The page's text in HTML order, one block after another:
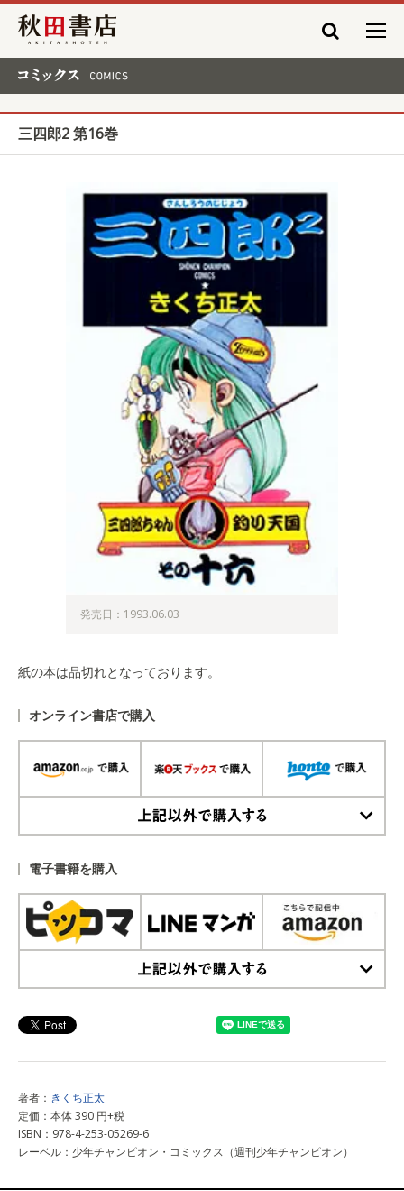
秋田書店
三四郎2 第16巻
発売日：1993.06.03
紙の本は品切れとなっております。
オンライン書店で購入
電子書籍を購入
著者： きくち正太
定価：本体 390 円+税
ISBN：978-4-253-05269-6
レーベル：少年チャンピオン・コミックス（週刊少年チャンピオン）